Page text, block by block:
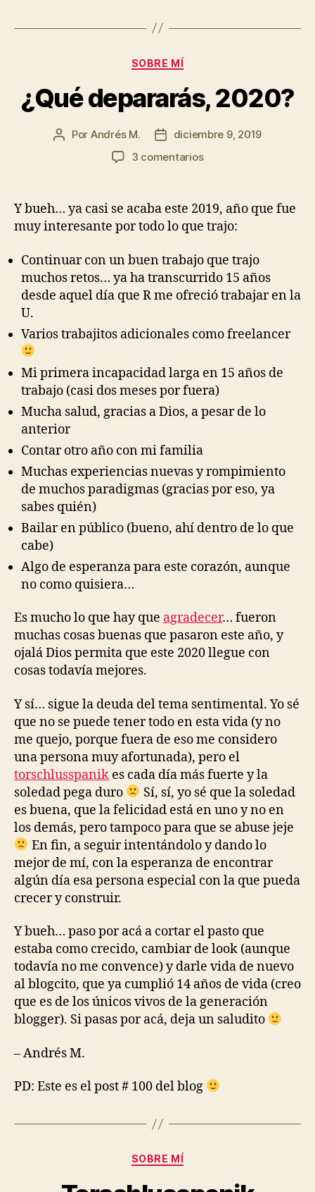
Categorías
SOBRE MÍ
¿Qué depararás, 2020?
Autor
Por Andrés M.
Fechadiciembre 9, 2019
3 comentariosen
2020?
Y bueh… ya casi se acaba este 2019, año que fue
muy interesante por todo lo que trajo:
Continuar con un buen trabajo que trajo
muchos retos… ya ha transcurrido 15 años
desde aquel día que R me ofreció trabajar en la
U.
Varios trabajitos adicionales como freelancer
Mi primera incapacidad larga en 15 años de
trabajo (casi dos meses por fuera)
Mucha salud, gracias a Dios, a pesar de lo
anterior
Contar otro año con mi familia
Muchas experiencias nuevas y rompimiento
de muchos paradigmas (gracias por eso, ya
sabes quién)
Bailar en público (bueno, ahí dentro de lo que
cabe)
Algo de esperanza para este corazón, aunque
no como quisiera…
Es mucho lo que hay que agradecer… fueron
muchas cosas buenas que pasaron este año, y
ojalá Dios permita que este 2020 llegue con
cosas todavía mejores.
Y sí… sigue la deuda del tema sentimental. Yo sé
que no se puede tener todo en esta vida (y no
me quejo, porque fuera de eso me considero
una persona muy afortunada), pero el
torschlusspanik es cada día más fuerte y la
soledad pega duro
Sí, sí, yo sé que la soledad
es buena, que la felicidad está en uno y no en
los demás, pero tampoco para que se abuse jeje
En fin, a seguir intentándolo y dando lo
mejor de mí, con la esperanza de encontrar
algún día esa persona especial con la que pueda
crecer y construir.
Y bueh… paso por acá a cortar el pasto que
estaba como crecido, cambiar de look (aunque
todavía no me convence) y darle vida de nuevo
al blogcito, que ya cumplió 14 años de vida (creo
que es de los únicos vivos de la generación
blogger). Si pasas por acá, deja un saludito
– Andrés M.
PD: Este es el post # 100 del blog
Categorías
SOBRE MÍ